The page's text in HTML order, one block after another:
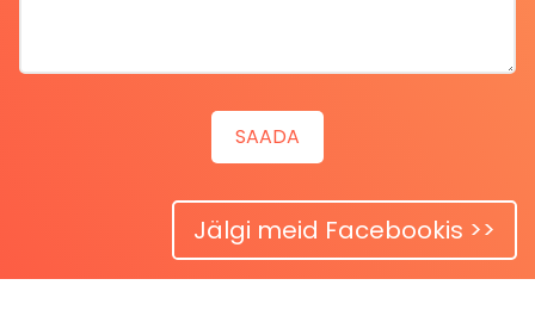
Jälgi meid Facebookis >>